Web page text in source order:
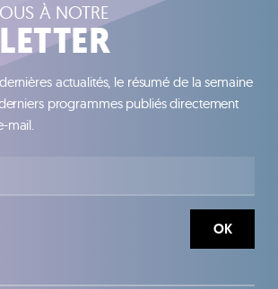
À NOTRE
actualités, le résumé de la semaine
programmes publiés directement
mail.
OK